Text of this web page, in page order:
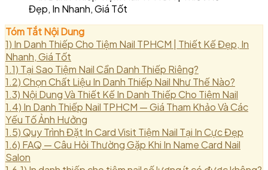
Tóm Tắt Nội Dung
1) In Danh Thiếp Cho Tiệm Nail TPHCM | Thiết Kế Đẹp, In
Nhanh, Giá Tốt
1.1) Tại Sao Tiệm Nail Cần Danh Thiếp Riêng?
1.2)Chọn Chất Liệu In Danh Thiếp Nail Như Thế Nào?
1.3) Nội Dung Và Thiết Kế In Danh Thiếp Cho Tiệm Nail
1.4) In Danh Thiếp Nail TPHCM — Giá Tham Khảo Và Các
Yếu Tố Ảnh Hưởng
1.5)Quy Trình Đặt In Card Visit Tiệm Nail Tại In Cực Đẹp
1.6) FAQ — Câu Hỏi Thường Gặp Khi In Name Card Nail
Salon